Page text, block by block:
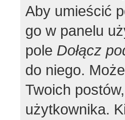
Aby umieścić
go w panelu
pole Dołącz
do niego.
Twoich
użytkownika.